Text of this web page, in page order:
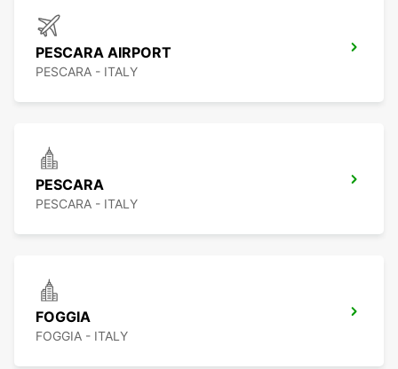
PESCARA AIRPORT
PESCARA - ITALY
PESCARA
PESCARA - ITALY
FOGGIA
FOGGIA - ITALY